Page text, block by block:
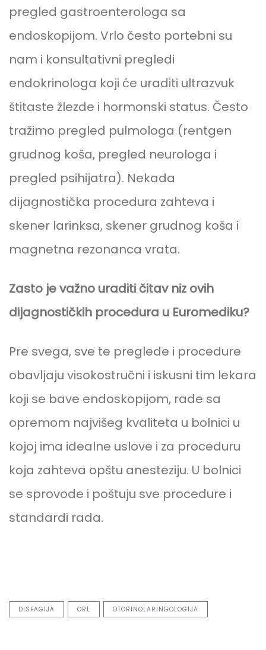
pregled gastroenterologa sa
endoskopijom. Vrlo često portebni su
nam i konsultativni pregledi
endokrinologa koji će uraditi ultrazvuk
štitaste žlezde i hormonski status. Često
tražimo pregled pulmologa (rentgen
grudnog koša, pregled neurologa i
pregled psihijatra). Nekada
dijagnostička procedura zahteva i
skener larinksa, skener grudnog koša i
magnetna rezonanca vrata.
Zasto je važno uraditi čitav niz ovih
dijagnostičkih procedura u Euromediku?
Pre svega, sve te preglede i procedure
obavljaju visokostručni i iskusni tim lekara
koji se bave endoskopijom, rade sa
opremom najvišeg kvaliteta u bolnici u
kojoj ima idealne uslove i za proceduru
koja zahteva opštu anesteziju. U bolnici
se sprovode i poštuju sve procedure i
standardi rada.
DISFAGIJA ORL OTORINOLARINGOLOGIJA